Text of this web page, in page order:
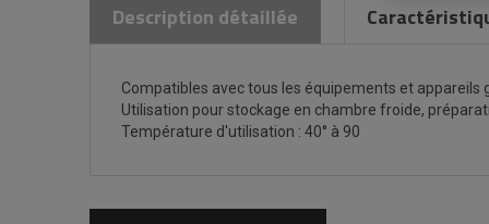
Description détaillée
Compatibles avec tous les équipements et appareils
Utilisation pour stockage en chambre froide,
Température d'utilisation : 40° à 90